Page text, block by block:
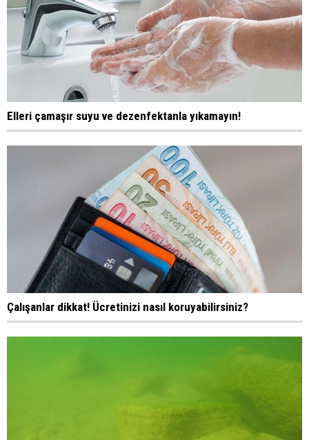
Elleri çamaşır suyu ve dezenfektanla yıkamayın!
Çalışanlar dikkat! Ücretinizi nasıl koruyabilirsiniz?